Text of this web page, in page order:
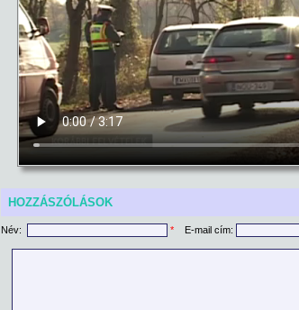
HOZZÁSZÓLÁSOK
Név: * E-mail cím: